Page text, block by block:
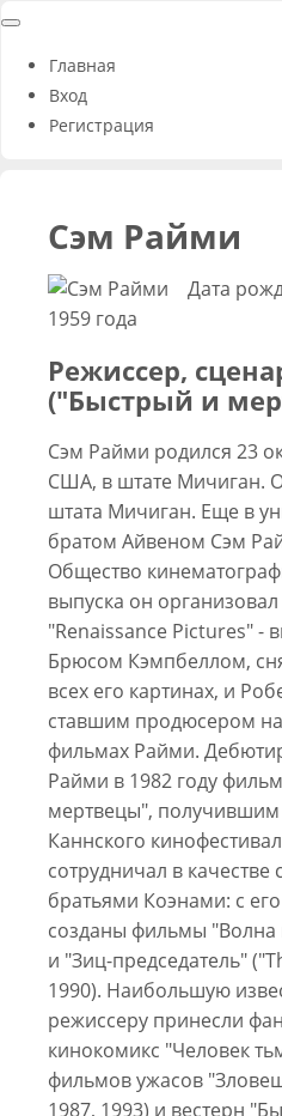
Главная
Вход
Регистрация
Сэм Райми
Дата
1959 года
Режиссер,
("Быстрый и
Сэм Райми родился 23
США, в штате Мичиган.
штата Мичиган. Еще в
братом Айвеном Сэм
Общество
выпуска он
"Renaissance Pictures" -
Брюсом Кэмпбеллом,
всех его картинах, и
ставшим продюсером
фильмах Райми.
Райми в 1982 году
мертвецы",
Каннского
сотрудничал в качестве
братьями Коэнами: с
созданы фильмы "Волна
и "Зиц-председатель"
1990). Наибольшую
режиссеру принесли
кинокомикс "Человек
фильмов ужасов
1987, 1993) и вестерн